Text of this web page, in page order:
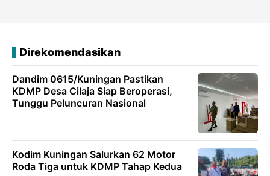
Direkomendasikan
Dandim 0615/Kuningan Pastikan
KDMP Desa Cilaja Siap Beroperasi,
Tunggu Peluncuran Nasional
Kodim Kuningan Salurkan 62 Motor
Roda Tiga untuk KDMP Tahap Kedua